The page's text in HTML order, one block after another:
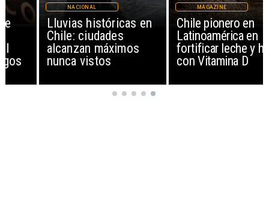
Lluvias históricas en
Chile: ciudades
alcanzan máximos
nunca vistos
NACIONAL
Chile pionero en
Latinoamérica en
fortificar leche y harina
con Vitamina D
MAGAZINE